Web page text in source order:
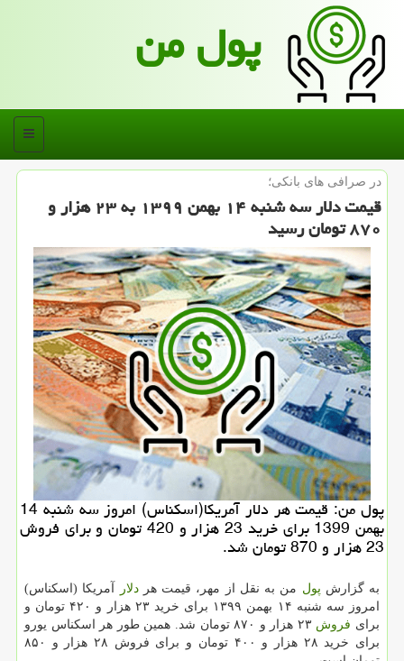
پول من
منو
در صرافی های بانكی؛
قیمت دلار سه شنبه ۱۴ بهمن ۱۳۹۹ به ۲۳ هزار و
۸۷۰ تومان رسید
پول من: قیمت هر دلار آمریکا(اسکناس) امروز سه‎ شنبه 14
بهمن 1399 برای خرید 23 هزار و 420 تومان و برای فروش
23 هزار و 870 تومان شد.
به گزارش پول من به نقل از مهر، قیمت هردلار
آمریکا (اسکناس)
امروز سه‎ شنبه ۱۴ بهمن ۱۳۹۹ برای خرید ۲۳ هزار و ۴۲۰ تومان و
برای فروش
۲۳ هزار و ۸۷۰ تومان شد. همین طور هر اسکناس یورو
برای خرید ۲۸ هزار و ۴۰۰ تومان و برای فروش ۲۸ هزار و ۸۵۰